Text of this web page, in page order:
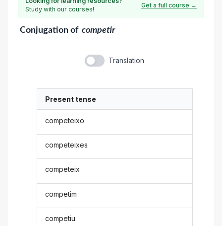
Study with our courses!
Get a full course →
Conjugationof competir
Translation
Present tense
competeixo
competeixes
competeix
competim
competiu